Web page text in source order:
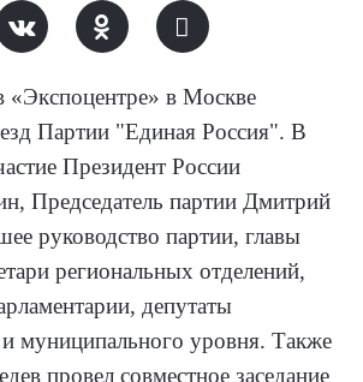
в Москве
Партии "Единая Россия". В
Президент России
Председатель партии Дмитрий
руководство партии, главы
региональных отделений,
депутаты
и муниципального уровня. Также
провел совместное заседание